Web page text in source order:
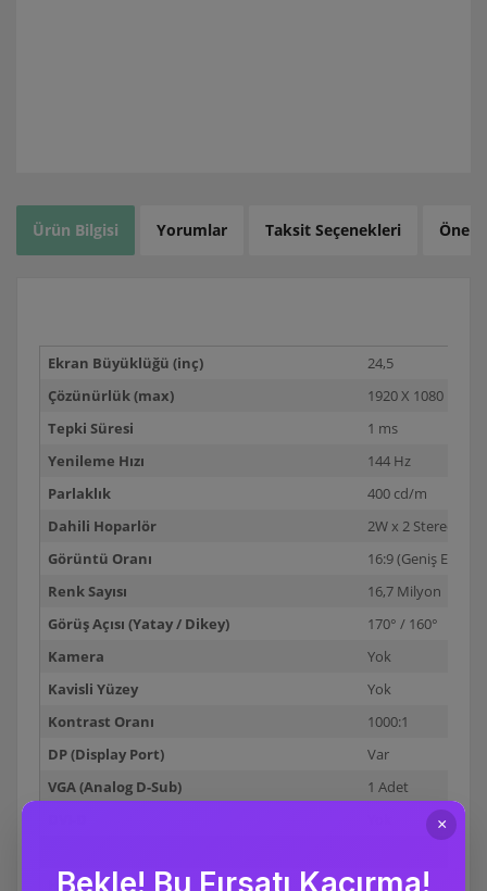
Ürün Bilgisi Yorumlar Taksit Seçenekleri
Ekran Büyüklüğü (inç)
24,5
Çözünürlük (max)
1920 X 1080
Tepki Süresi
1 ms
Yenileme Hızı
144 Hz
Parlaklık
400 cd/m
Dahili Hoparlör
2W x 2 Stereo RMS
Görüntü Oranı
16:9 (Geniş Ekran)
Renk Sayısı
16,7 Milyon
Görüş Açısı (Yatay / Dikey)
170° / 160°
Kamera
Yok
Kavisli Yüzey
Yok
Kontrast Oranı
1000:1
DP (Display Port)
Var
VGA (Analog D-Sub)
1 Adet
HDMI
Var